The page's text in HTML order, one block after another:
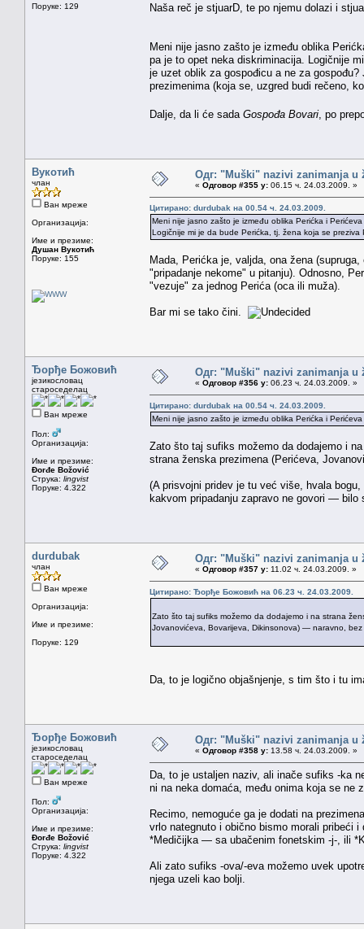
Поруке: 129 Naša reč je stjuarD, te po njemu dolazi i
Meni nije jasno zašto je između oblika
pa je to opet neka diskriminacija. Logičnije
je uzet oblik za gospođicu a ne za
prezimenima (koja se, uzgred budi rečeno,
Dalje, da li će sada Gospođa Bovari , po
Вукотић
члан
Ван мреже
Организација:
Име и презиме:
Душан Вукотић
Поруке: 155
Одг: "Muški" nazivi zanimanja u
« Одговор #355 у: 06.15 ч. 24.03.2009. »
Цитирано: durdubak на 00.54 ч. 24.03.2009.
Meni nije jasno zašto je između oblika Perićka i
Logičnije mi je da bude Perićka, tj. žena koja se
Mada, Perićka je, valjda, ona žena
"pripadanje nekome" u pitanju). Odnosno,
"vezuje" za jednog Perića (oca ili muža).
Bar mi se tako čini.
Ђорђе Божовић
језикословац
староседелац
Ван мреже
Пол:
Организација:
Име и презиме:
Đorđe Božović
Струка: lingvist
Поруке: 4.322
Одг: "Muški" nazivi zanimanja u
« Одговор #356 у: 06.23 ч. 24.03.2009. »
Цитирано: durdubak на 00.54 ч. 24.03.2009.
Meni nije jasno zašto je između oblika Perićka i
Zato što taj sufiks možemo da dodajemo i
strana ženska prezimena (Perićeva,
(A prisvojni pridev je tu već više, hvala
kakvom pripadanju zapravo ne govori — bilo
durdubak
члан
Ван мреже
Организација:
Име и презиме:
Поруке: 129
Одг: "Muški" nazivi zanimanja u
« Одговор #357 у: 11.02 ч. 24.03.2009. »
Цитирано: Ђорђе Божовић на 06.23 ч. 24.03.2009.
Zato što taj sufiks možemo da dodajemo i na strana
Jovanovićeva, Bovarijeva, Dikinsonova) — naravno,
Da, to je logično objašnjenje, s tim što i tu
Ђорђе Божовић
језикословац
староседелац
Ван мреже
Пол:
Организација:
Име и презиме:
Đorđe Božović
Струка: lingvist
Поруке: 4.322
Одг: "Muški" nazivi zanimanja u
« Одговор #358 у: 13.58 ч. 24.03.2009. »
Da, to je ustaljen naziv, ali inače sufiks -ka
ni na neka domaća, među onima koja se ne
Recimo, nemoguće ga je dodati na
vrlo nategnuto i obično bismo morali pribeći
*Medičijka — sa ubačenim fonetskim -j-, ili
Ali zato sufiks -ova/-eva možemo uvek
njega uzeli kao bolji.